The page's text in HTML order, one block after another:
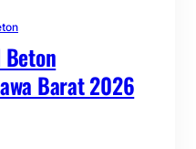
Beton
Barat 2026